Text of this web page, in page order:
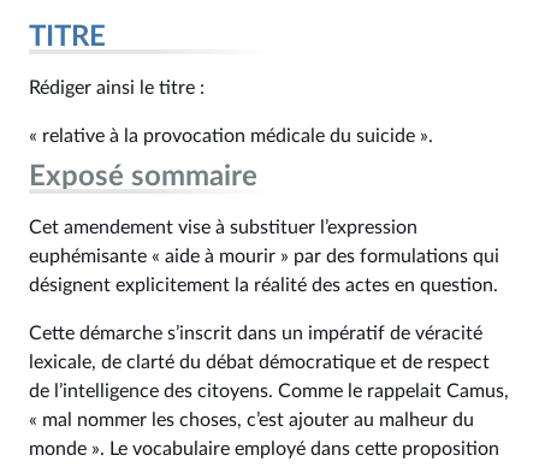
TITRE
Rédiger ainsi le titre :
« relative à la provocation médicale du suicide ».
Exposé sommaire
Cet amendement vise à substituer l’expression
euphémisante « aide à mourir » par des formulations qui
désignent explicitement la réalité des actes en question.
Cette démarche s’inscrit dans un impératif de véracité
lexicale, de clarté du débat démocratique et de respect
de l’intelligence des citoyens. Comme le rappelait Camus,
« mal nommer les choses, c’est ajouter au malheur du
monde ». Le vocabulaire employé dans cette proposition